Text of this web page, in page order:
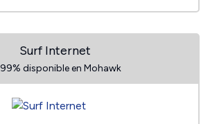
Surf Internet
99% disponible en Mohawk